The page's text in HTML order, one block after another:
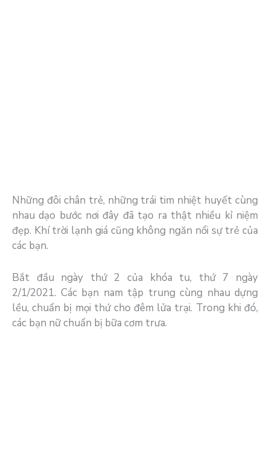
Những đôi chân trẻ, những trái tim nhiệt huyết cùng
nhau dạo bước nơi đây đã tạo ra thật nhiều kỉ niệm
đẹp. Khí trời lạnh giá cũng không ngăn nổi sự trẻ của
các bạn.
Bắt đầu ngày thứ 2 của khóa tu, thứ 7 ngày
2/1/2021. Các bạn nam tập trung cùng nhau dựng
lều, chuẩn bị mọi thứ cho đêm lửa trại. Trong khi đó,
các bạn nữ chuẩn bị bữa cơm trưa.